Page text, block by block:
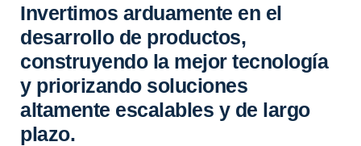
Invertimos arduamente en el
desarrollo de productos,
construyendo la mejor tecnología
y priorizando soluciones
altamente escalables y de largo
plazo.